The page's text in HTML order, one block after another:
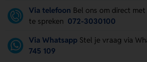
Via telefoon Bel ons om direct
te spreken 072-3030100
Via Whatsapp Stel je vraag via
745 109